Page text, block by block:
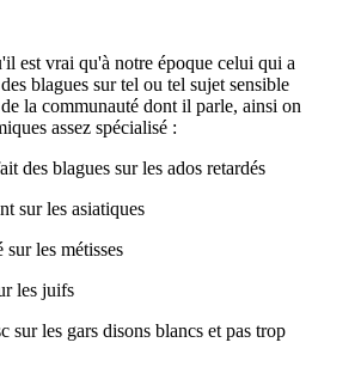
est vrai qu'à notre époque celui qui a
blagues sur tel ou tel sujet sensible
la communauté dont il parle, ainsi on
assez spécialisé :
des blagues sur les ados retardés
sur les asiatiques
les métisses
les juifs
sur les gars disons blancs et pas trop